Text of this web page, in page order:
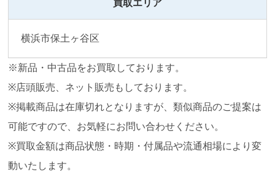
買取エリア
横浜市保土ヶ谷区
※新品・中古品をお買取しております。
※店頭販売、ネット販売もしております。
※掲載商品は在庫切れとなりますが、類似商品のご提案は
可能ですので、お気軽にお問い合わせください。
※買取金額は商品状態・時期・付属品や流通相場により変
動いたします。